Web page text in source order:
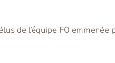
de l’équipe FO